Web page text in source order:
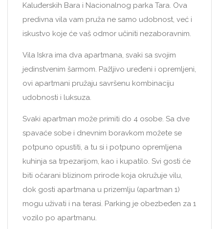
Kaluđerskih Bara i Nacionalnog parka Tara. Ova
predivna vila vam pruža ne samo udobnost, već i
iskustvo koje će vaš odmor učiniti nezaboravnim.
Vila Iskra ima dva apartmana, svaki sa svojim
jedinstvenim šarmom. Pažljivo uređeni i opremljeni,
ovi apartmani pružaju savršenu kombinaciju
udobnosti i luksuza.
Svaki apartman može primiti do 4 osobe. Sa dve
spavaće sobe i dnevnim boravkom možete se
potpuno opustiti, a tu si i potpuno opremljena
kuhinja sa trpezarijom, kao i kupatilo. Svi gosti će
biti očarani blizinom prirode koja okružuje vilu,
dok gosti apartmana u prizemlju (apartman 1)
mogu uživati i na terasi. Parking je obezbeđen za 1
vozilo po apartmanu.